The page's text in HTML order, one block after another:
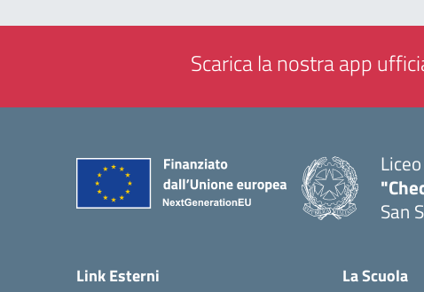
Scarica la nostra app
Liceo
San
Link Esterni La Scuola